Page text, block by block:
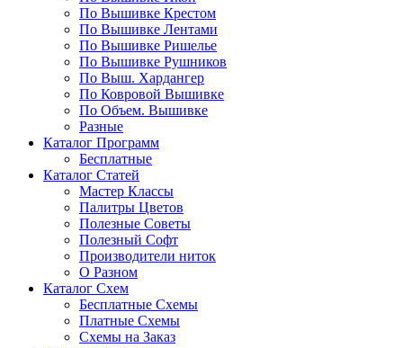
По Вышивке Крестом
По Вышивке Лентами
По Вышивке Ришелье
По Вышивке Рушников
По Выш. Хардангер
По Ковровой Вышивке
По Объем. Вышивке
Разные
Каталог Программ
Бесплатные
Каталог Статей
Мастер Классы
Палитры Цветов
Полезные Советы
Полезный Софт
Производители ниток
О Разном
Каталог Схем
Бесплатные Схемы
Платные Схемы
Схемы на Заказ